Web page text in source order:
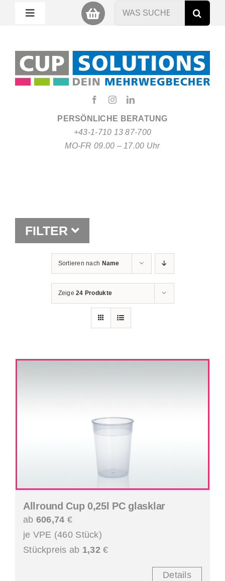
PERSÖNLICHE BERATUNG
+43-1-710 13 87-700
MO-FR 09.00 – 17.00 Uhr
Toggle
Miet Cup
Nachhaltigkeit
Suche
FILTER
Sortieren nach Name
Zeige24 Produkte
Allround Cup 0,25l PC glasklar
ab 606,74 €
je VPE (460 Stück)
Stückpreis ab 1,32€
Details